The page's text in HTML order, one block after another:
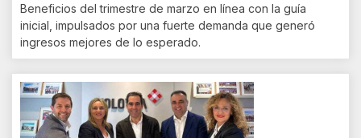
Beneficios del trimestre de marzo en línea con la guía
inicial, impulsados por una fuerte demanda que generó
ingresos mejores de lo esperado.